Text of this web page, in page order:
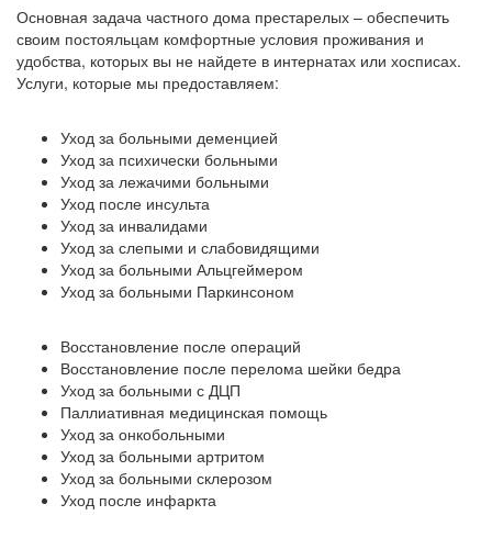
Основная задача частного дома престарелых – обеспечить
своим постояльцам комфортные условия проживания и
удобства, которых вы не найдете в интернатах или хосписах.
Услуги, которые мы предоставляем:
Уход за больными деменцией
Уход за психически больными
Уход за лежачими больными
Уход после инсульта
Уход за инвалидами
Уход за слепыми и слабовидящими
Уход за больными Альцгеймером
Уход за больными Паркинсоном
Восстановление после операций
Восстановление после перелома шейки бедра
Уход за больными с ДЦП
Паллиативная медицинская помощь
Уход за онкобольными
Уход за больными артритом
Уход за больными склерозом
Уход после инфаркта